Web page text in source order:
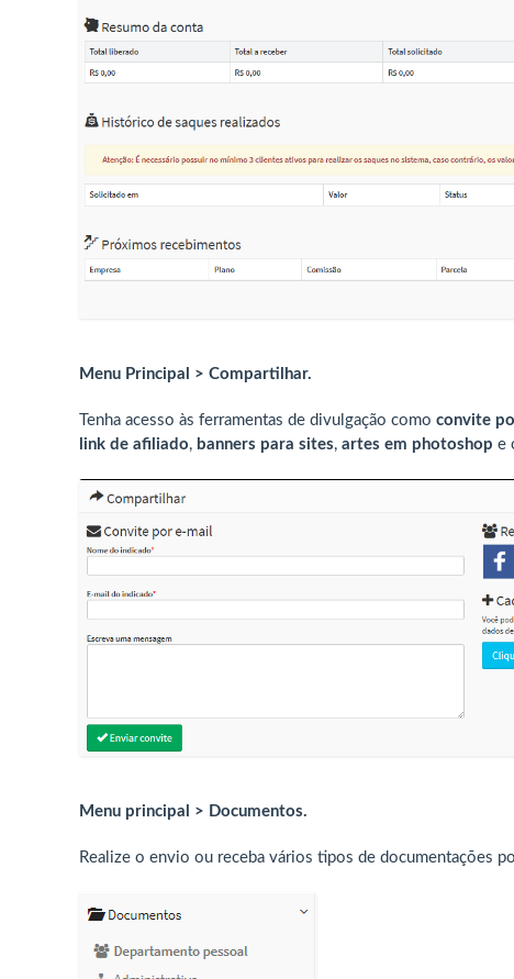
Menu Principal > Compartilhar.
Tenha acesso às ferramentas de divulgação como convite
link de afiliado, banners para sites, artes em photoshop e
Menu principal > Documentos.
Realize o envio ou receba vários tipos de documentações